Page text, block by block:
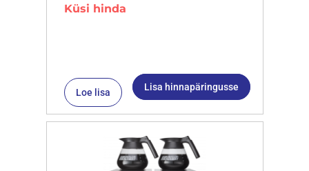
Küsi hinda
Loe lisa Lisa hinnapäringusse